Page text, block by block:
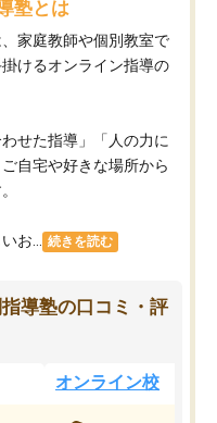
塾とは
家庭教師や個別教室で
けるオンライン指導の
せた指導」「人の力に
自宅や好きな場所から
お... 続きを読む
導塾の口コミ・評
オンライン校